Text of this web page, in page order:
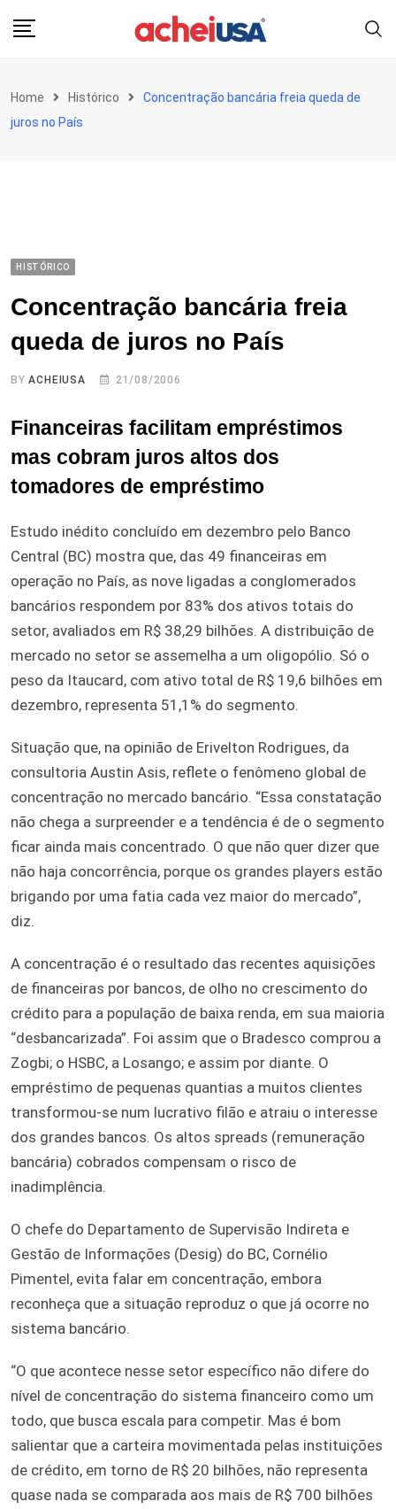
Home Histórico
Concentração bancária freia queda de
juros no País
HISTÓRICO
Concentração bancária freia
queda de juros no País
BYACHEIUSA 21/08/2006
Financeiras facilitam empréstimos
mas cobram juros altos dos
tomadores de empréstimo
Estudo inédito concluído em dezembro pelo Banco
Central (BC) mostra que, das 49 financeiras em
operação no País, as nove ligadas a conglomerados
bancários respondem por 83% dos ativos totais do
setor, avaliados em R$ 38,29 bilhões. A distribuição de
mercado no setor se assemelha a um oligopólio. Só o
peso da Itaucard, com ativo total de R$ 19,6 bilhões em
dezembro, representa 51,1% do segmento.
Situação que, na opinião de Erivelton Rodrigues, da
consultoria Austin Asis, reflete o fenômeno global de
concentração no mercado bancário. “Essa constatação
não chega a surpreender e a tendência é de o segmento
ficar ainda mais concentrado. O que não quer dizer que
não haja concorrência, porque os grandes players estão
brigando por uma fatia cada vez maior do mercado”,
diz.
A concentração é o resultado das recentes aquisições
de financeiras por bancos, de olho no crescimento do
crédito para a população de baixa renda, em sua maioria
“desbancarizada”. Foi assim que o Bradesco comprou a
Zogbi; o HSBC, a Losango; e assim por diante. O
empréstimo de pequenas quantias a muitos clientes
transformou-se num lucrativo filão e atraiu o interesse
dos grandes bancos. Os altos spreads (remuneração
bancária) cobrados compensam o risco de
inadimplência.
O chefe do Departamento de Supervisão Indireta e
Gestão de Informações (Desig) do BC, Cornélio
Pimentel, evita falar em concentração, embora
reconheça que a situação reproduz o que já ocorre no
sistema bancário.
“O que acontece nesse setor específico não difere do
nível de concentração do sistema financeiro como um
todo, que busca escala para competir. Mas é bom
salientar que a carteira movimentada pelas instituições
de crédito, em torno de R$ 20 bilhões, não representa
quase nada se comparada aos mais de R$ 700 bilhões